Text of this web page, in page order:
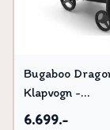
Bugaboo
Klapvogn -
Graphite/Grey
6.699.-